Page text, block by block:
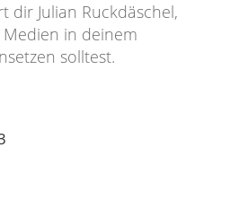
dir Julian Ruckdäschel,
in deinem
solltest.